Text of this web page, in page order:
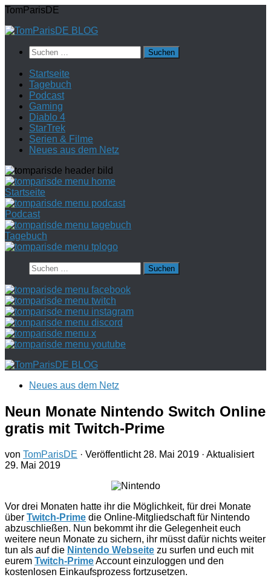
Zum
springen
TomParisDE
Suchen
nach:
Startseite
Tagebuch
Podcast
Gaming
Diablo 4
StarTrek
Serien & Filme
Neues aus dem Netz
Startseite
Podcast
Tagebuch
Suchen
nach:
Neues aus dem Netz
Neun Monate Nintendo Switch Online
gratis mit Twitch-Prime
von TomParisDE · Veröffentlicht 28. Mai 2019 · Aktualisiert
29. Mai 2019
Vor drei Monaten hatte ihr die Möglichkeit, für drei Monate
über Twitch-Prime die Online-Mitgliedschaft für Nintendo
abzuschließen. Nun bekommt ihr die Gelegenheit euch
weitere neun Monate zu sichern, ihr müsst dafür nichts weiter
tun als auf die Nintendo Webseite zu surfen und euch mit
eurem Twitch-PrimeAccount einzuloggen und den
kostenlosen Einkaufsprozess fortzusetzen.